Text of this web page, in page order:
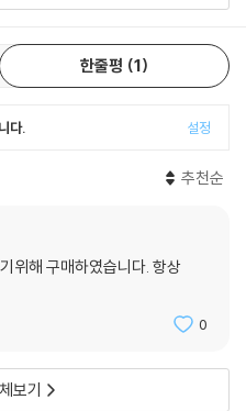
한줄평 1
다. 설정
추천순
위해 구매하였습니다. 항상
0
보기